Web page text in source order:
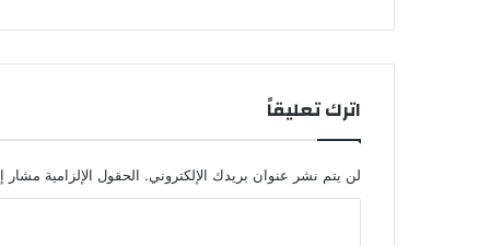
ا
ب
ق
ل
ي
اترك تعليقاً
لن يتم نشر عنوان بريدك الإلكتروني. الحقول الإلزامية مشار